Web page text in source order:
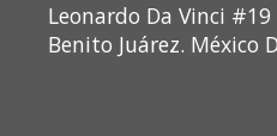
Leonardo Da Vinci #19
Benito Juárez. México